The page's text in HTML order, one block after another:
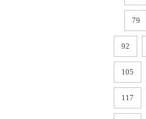
79
92
105
117